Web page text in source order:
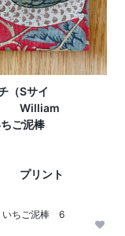
（Sサイ
ご泥棒
ト
ちご泥棒 6